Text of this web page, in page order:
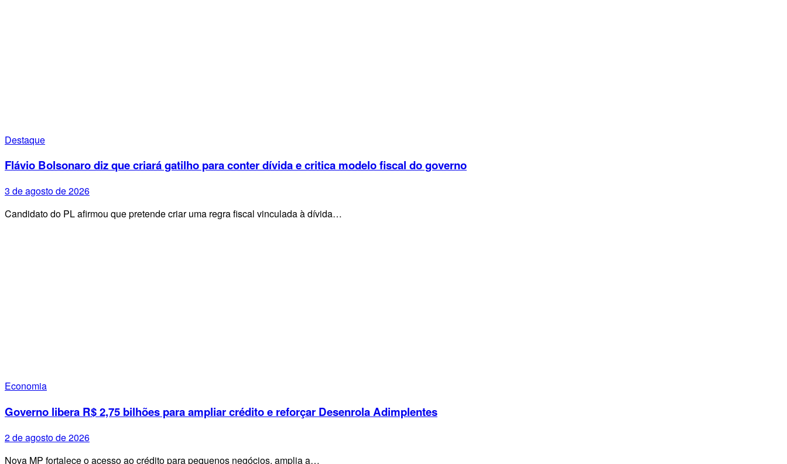
Destaque
Flávio Bolsonaro diz que criará gatilho para conter dívida e critica modelo fiscal do governo
3 de agosto de 2026
Candidato do PL afirmou que pretende criar uma regra fiscal vinculada à dívida…
Economia
Governo libera R$ 2,75 bilhões para ampliar crédito e reforçar Desenrola Adimplentes
2 de agosto de 2026
Nova MP fortalece o acesso ao crédito para pequenos negócios, amplia a…